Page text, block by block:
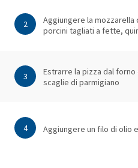
2
Aggiungere la mozzarella
porcini tagliati a fette,
3
Estrarre la pizza dal
scaglie di parmigiano
4 Aggiungere un filo di olio